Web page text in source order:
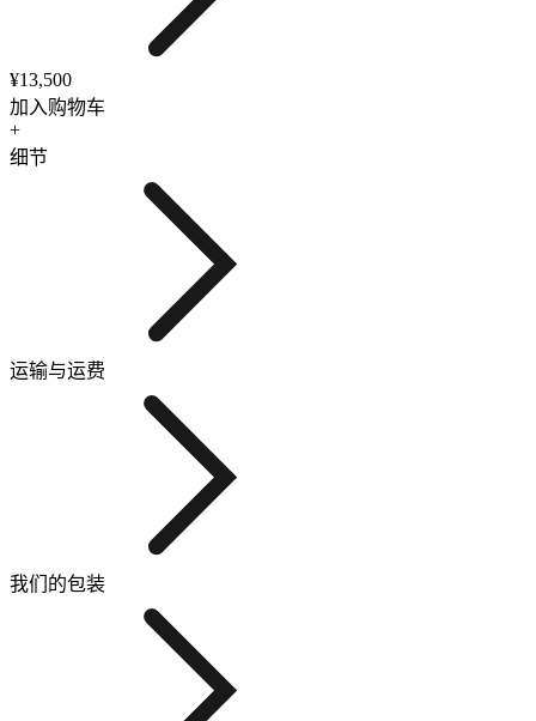
¥13,500
加入购物车
+
细节
运输与运费
我们的包装